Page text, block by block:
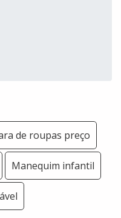
de roupas preço
Manequim infantil